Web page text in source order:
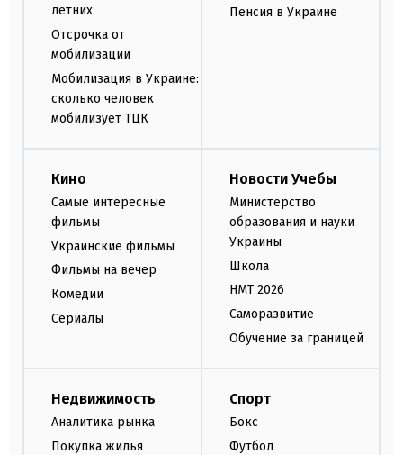
летних
Отсрочка от
мобилизации
Мобилизация в Украине:
сколько человек
мобилизует ТЦК
Пенсия в Украине
Кино
Самые интересные
фильмы
Украинские фильмы
Фильмы на вечер
Комедии
Сериалы
Новости Учебы
Министерство
образования и науки
Украины
Школа
НМТ 2026
Саморазвитие
Обучение за границей
Недвижимость
Аналитика рынка
Покупка жилья
Спорт
Бокс
Футбол